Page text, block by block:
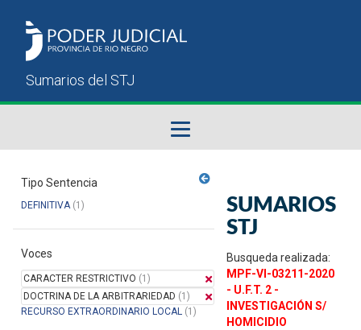
Sumarios del STJ
Manual del Usuario
Tipo Sentencia
DEFINITIVA(1)
Voces
CARACTER RESTRICTIVO (1)
DOCTRINA DE LA ARBITRARIEDAD (1)
RECURSO EXTRAORDINARIO LOCAL (1)
SUMARIOS
STJ
Busqueda realizada:
MPF-VI-03211-2020
- U.F.T. 2 -
INVESTIGACIÓN S/
HOMICIDIO